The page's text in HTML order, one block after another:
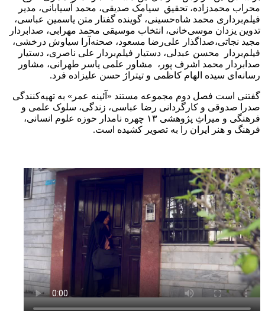
محراب محمدزاده، تحقیق سیامک صدیقی، محمد آسیابانی، مدیر
فیلم‌برداری محمد شاه‌حسینی، گوینده گفتار متن یاسمین عباسی،
تدوین یزدان موسی‌خانی، انتخاب موسیقی محمد مهرابی، صدابردار
مجید نجاتی،صداگذار علی‌رضا مسعود، صحنه‌آرا سیاوش درخشی،
فیلم‌بردار محسن عبدلی، دستیار فیلم‌بردار علی ناصری، دستیار
صدابردار محمد اشرف پور، مشاور علمی یاسر طهرانی، مشاور
رسانه‌ای سیده الهام کاظمی و تیتراژ حسن علیزاده فرد.
گفتنی است فصل دوم مجموعه مستند «آئینه عمر» به تهیه‌کنندگی
صدرا صدوقی و کارگردانی رضا عباسی، زندگی، سلوک علمی و
فرهنگی و میراثِ پژوهشی ۱۳ چهره نامدار حوزه علوم انسانی،
فرهنگ و هنر ایران را به تصویر کشیده است.